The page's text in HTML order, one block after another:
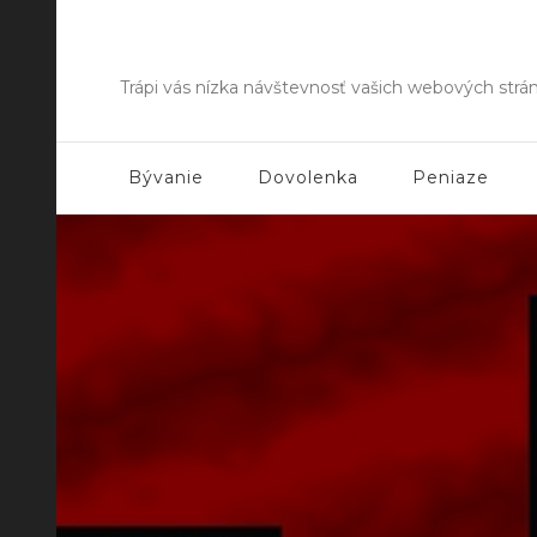
Trápi vás nízka návštevnosť vašich webových
Bývanie Dovolenka Peniaze